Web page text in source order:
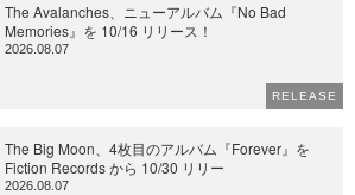
The Avalanches、ニューアルバム『No Bad
Memories』を 10/16 リリース！
2026.08.07
RELEASE
The Big Moon、4枚目のアルバム『Forever』を
Fiction Records から 10/30 リリー
2026.08.07